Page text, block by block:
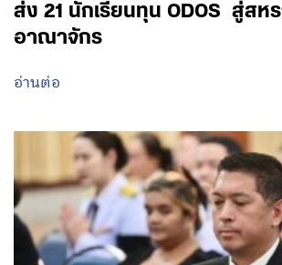
ส่ง 21 นักเรียนทุน ODOS สู่สห
อาณาจักร
อ่านต่อ